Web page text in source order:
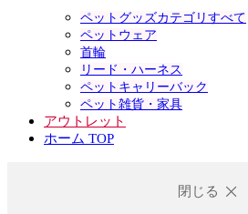
ペットグッズカテゴリすべて
ペットウェア
首輪
リード・ハーネス
ペットキャリーバック
ペット雑貨・家具
アウトレット
ホーム TOP
閉じる